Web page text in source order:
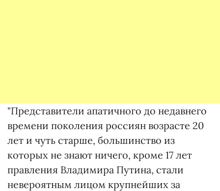
"Представители апатичного до недавнего
времени поколения россиян возрасте 20
лет и чуть старше, большинство из
которых не знают ничего, кроме 17 лет
правления Владимира Путина, стали
невероятным лицом крупнейших за